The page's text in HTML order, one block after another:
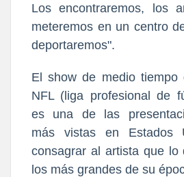
Los encontraremos, los
meteremos en un centro
deportaremos".
El show de medio
NFL (liga profesional de
es una de las
más vistas en Estados
consagrar al artista que lo
los más grandes de su